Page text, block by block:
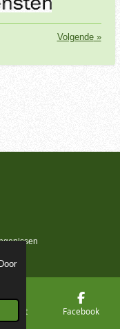
Volgende»
Kaart Facebook